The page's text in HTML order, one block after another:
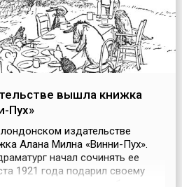
вышла книжка
Пух»
издательстве
Алана Милна «Винни-Пух».
начал сочинять ее
1921 года подарил своему